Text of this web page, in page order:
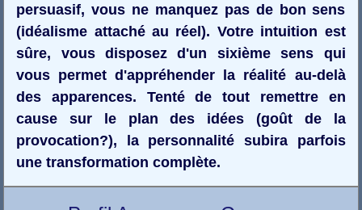
persuasif, vous ne manquez pas de bon sens
(idéalisme attaché au réel). Votre intuition est
sûre, vous disposez d'un sixième sens qui
vous permet d'appréhender la réalité au-delà
des apparences. Tenté de tout remettre en
cause sur le plan des idées (goût de la
provocation?), la personnalité subira parfois
une transformation complète.